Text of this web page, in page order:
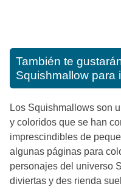
También te
Squishmallow para
Los Squishmallows son
y coloridos que se han
imprescindibles de
algunas páginas para
personajes del universo
diviertas y des rienda